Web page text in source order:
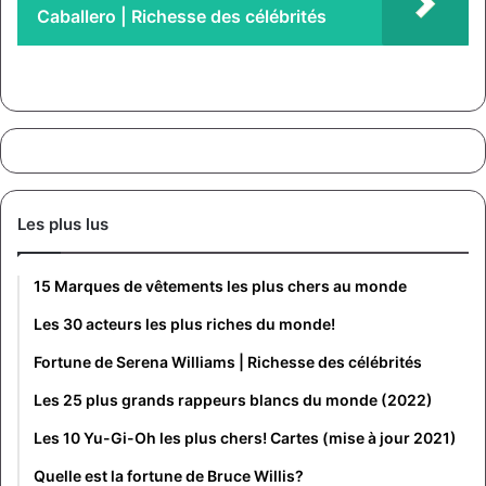
Caballero | Richesse des célébrités
Les plus lus
15 Marques de vêtements les plus chers au monde
Les 30 acteurs les plus riches du monde!
Fortune de Serena Williams | Richesse des célébrités
Les 25 plus grands rappeurs blancs du monde (2022)
Les 10 Yu-Gi-Oh les plus chers! Cartes (mise à jour 2021)
Quelle est la fortune de Bruce Willis?